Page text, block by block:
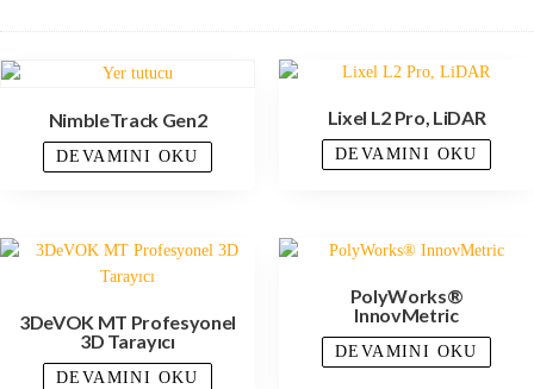
NimbleTrack Gen2
DEVAMINI OKU
Lixel L2 Pro, LiDAR
DEVAMINI OKU
3DeVOK MT Profesyonel
3D Tarayıcı
DEVAMINI OKU
PolyWorks®
InnovMetric
DEVAMINI OKU